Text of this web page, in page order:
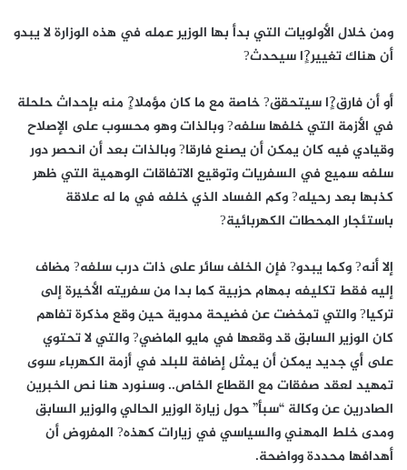
ومن خلال الأولويات التي بدأ بها الوزير عمله في هذه الوزارة لا يبدو
أن هناك تغيير?ٍا سيحدث?
أو أن فارق?ٍا سيتحقق? خاصة مع ما كان مؤملا?ٍ منه بإحداث حلحلة
في الأزمة التي خلفها سلفه? وبالذات وهو محسوب على الإصلاح
وقيادي فيه كان يمكن أن يصنع فارقا? وبالذات بعد أن انحصر دور
سلفه سميع في السفريات وتوقيع الاتفاقات الوهمية التي ظهر
كذبها بعد رحيله? وكم الفساد الذي خلفه في ما له علاقة
باستئجار المحطات الكهربائية?
إلا أنه? وكما يبدو? فإن الخلف سائر على ذات درب سلفه? مضاف
إليه فقط تكليفه بمهام حزبية كما بدا من سفريته الأخيرة إلى
تركيا? والتي تمخضت عن فضيحة مدوية حين وقع مذكرة تفاهم
كان الوزير السابق قد وقعها في مايو الماضي? والتي لا تحتوي
على أي جديد يمكن أن يمثل إضافة للبلد في أزمة الكهرباء سوى
تمهيد لعقد صفقات مع القطاع الخاص.. وسنورد هنا نص الخبرين
الصادرين عن وكالة “سبأ” حول زيارة الوزير الحالي والوزير السابق
ومدى خلط المهني والسياسي في زيارات كهذه? المفروض أن
أهدافها محددة وواضحة.